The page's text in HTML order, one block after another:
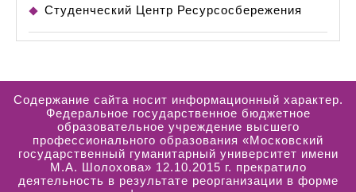
Студенческий Центр Ресурсосбережения
Содержание сайта носит информационный характер.
Федеральное государственное бюджетное
образовательное учреждение высшего
профессионального образования «Московский
государственный гуманитарный университет имени
М.А. Шолохова» 12.10.2015 г. прекратило
деятельность в результате реорганизации в форме